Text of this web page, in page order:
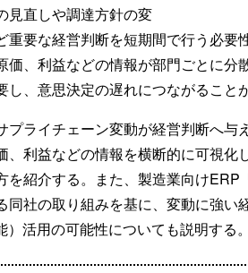
見直しや調達方針の変
重要な経営判断を短期間で行う必要
価、利益などの情報が部門ごとに分
し、意思決定の遅れにつながること
プライチェーン変動が経営判断へ与
、利益などの情報を横断的に可視化
を紹介する。また、製造業向けERP
同社の取り組みを基に、変動に強い
活用の可能性についても説明する。